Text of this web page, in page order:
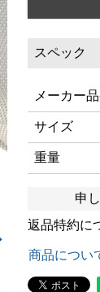
スペック
メーカー
サイズ
重量
申
返品特約に
商品につい